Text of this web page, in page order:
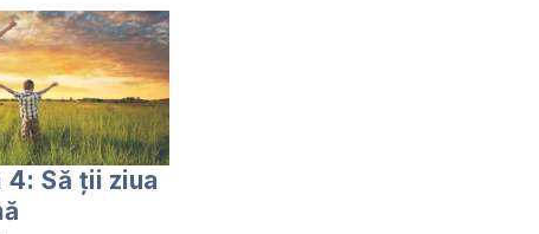
4: Să ţii ziua